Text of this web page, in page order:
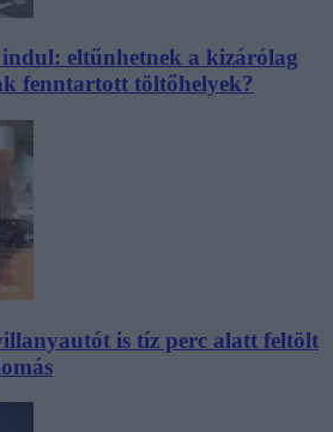
eltűnhetnek a kizárólag
fenntartott töltőhelyek?
is tíz perc alatt feltölt